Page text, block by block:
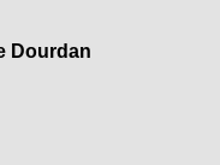
Dourdan